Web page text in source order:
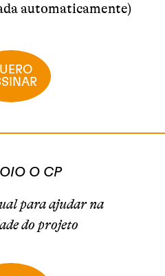
automaticamente)
O CP
para ajudar na
do projeto